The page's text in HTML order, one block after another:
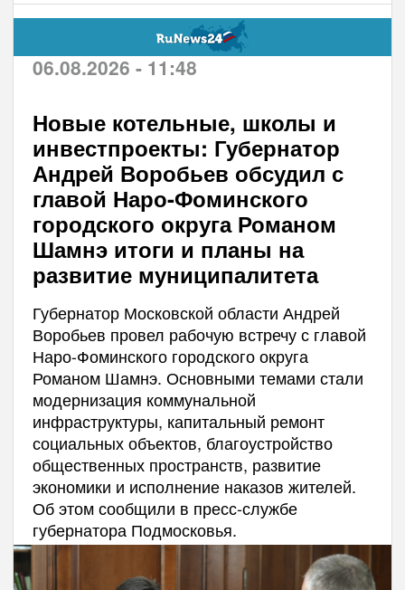
06.08.2026 - 11:48
Новые котельные, школы и
инвестпроекты: Губернатор
Андрей Воробьев обсудил с
главой Наро-Фоминского
городского округа Романом
Шамнэ итоги и планы на
развитие муниципалитета
Губернатор Московской области Андрей
Воробьев провел рабочую встречу с главой
Наро-Фоминского городского округа
Романом Шамнэ. Основными темами стали
модернизация коммунальной
инфраструктуры, капитальный ремонт
социальных объектов, благоустройство
общественных пространств, развитие
экономики и исполнение наказов жителей.
Об этом сообщили в пресс-службе
губернатора Подмосковья.